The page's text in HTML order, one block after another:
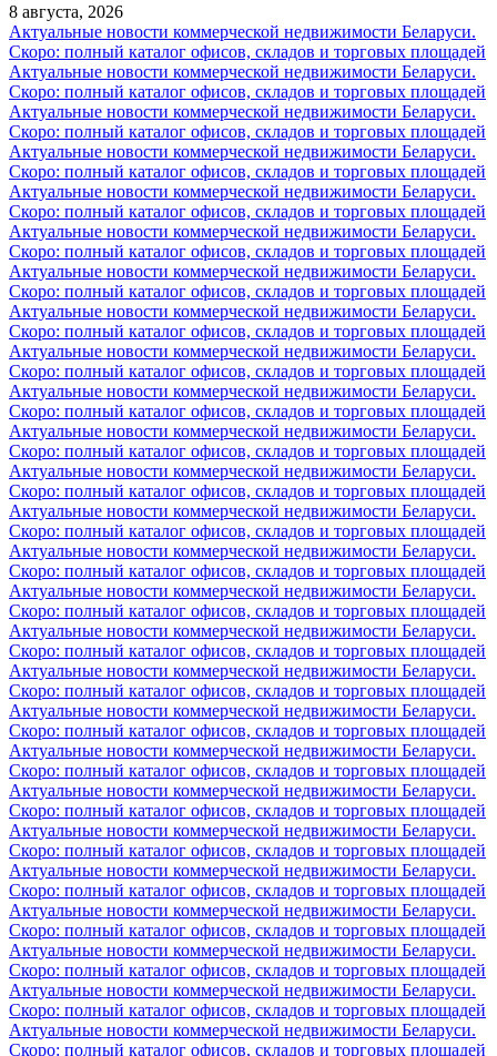
8 августа, 2026
Актуальные новости коммерческой недвижимости Беларуси.
Скоро: полный каталог офисов, складов и торговых площадей
Актуальные новости коммерческой недвижимости Беларуси.
Скоро: полный каталог офисов, складов и торговых площадей
Актуальные новости коммерческой недвижимости Беларуси.
Скоро: полный каталог офисов, складов и торговых площадей
Актуальные новости коммерческой недвижимости Беларуси.
Скоро: полный каталог офисов, складов и торговых площадей
Актуальные новости коммерческой недвижимости Беларуси.
Скоро: полный каталог офисов, складов и торговых площадей
Актуальные новости коммерческой недвижимости Беларуси.
Скоро: полный каталог офисов, складов и торговых площадей
Актуальные новости коммерческой недвижимости Беларуси.
Скоро: полный каталог офисов, складов и торговых площадей
Актуальные новости коммерческой недвижимости Беларуси.
Скоро: полный каталог офисов, складов и торговых площадей
Актуальные новости коммерческой недвижимости Беларуси.
Скоро: полный каталог офисов, складов и торговых площадей
Актуальные новости коммерческой недвижимости Беларуси.
Скоро: полный каталог офисов, складов и торговых площадей
Актуальные новости коммерческой недвижимости Беларуси.
Скоро: полный каталог офисов, складов и торговых площадей
Актуальные новости коммерческой недвижимости Беларуси.
Скоро: полный каталог офисов, складов и торговых площадей
Актуальные новости коммерческой недвижимости Беларуси.
Скоро: полный каталог офисов, складов и торговых площадей
Актуальные новости коммерческой недвижимости Беларуси.
Скоро: полный каталог офисов, складов и торговых площадей
Актуальные новости коммерческой недвижимости Беларуси.
Скоро: полный каталог офисов, складов и торговых площадей
Актуальные новости коммерческой недвижимости Беларуси.
Скоро: полный каталог офисов, складов и торговых площадей
Актуальные новости коммерческой недвижимости Беларуси.
Скоро: полный каталог офисов, складов и торговых площадей
Актуальные новости коммерческой недвижимости Беларуси.
Скоро: полный каталог офисов, складов и торговых площадей
Актуальные новости коммерческой недвижимости Беларуси.
Скоро: полный каталог офисов, складов и торговых площадей
Актуальные новости коммерческой недвижимости Беларуси.
Скоро: полный каталог офисов, складов и торговых площадей
Актуальные новости коммерческой недвижимости Беларуси.
Скоро: полный каталог офисов, складов и торговых площадей
Актуальные новости коммерческой недвижимости Беларуси.
Скоро: полный каталог офисов, складов и торговых площадей
Актуальные новости коммерческой недвижимости Беларуси.
Скоро: полный каталог офисов, складов и торговых площадей
Актуальные новости коммерческой недвижимости Беларуси.
Скоро: полный каталог офисов, складов и торговых площадей
Актуальные новости коммерческой недвижимости Беларуси.
Скоро: полный каталог офисов, складов и торговых площадей
Актуальные новости коммерческой недвижимости Беларуси.
Скоро: полный каталог офисов, складов и торговых площадей